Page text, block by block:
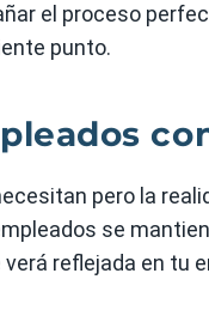
el proceso
punto.
pero la
se
reflejada en tu